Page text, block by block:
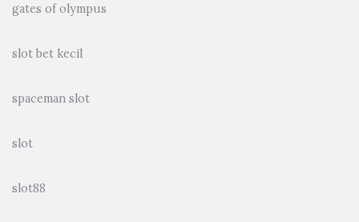
gates of olympus
slot bet kecil
spaceman slot
slot
slot88